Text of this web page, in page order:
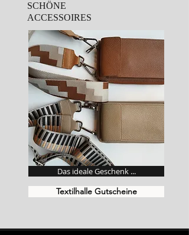
SCHÖNE
ACCESSOIRES
Das ideale Geschenk ...
Textilhalle Gutscheine